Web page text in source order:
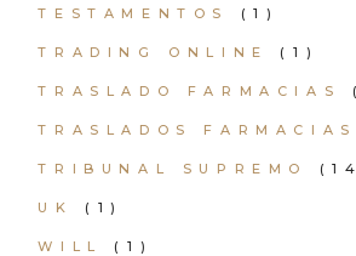
TESTAMENTOS (1)
TRADING ONLINE (1)
TRASLADO FARMACIAS
TRASLADOS FARMACIAS
TRIBUNAL SUPREMO
UK (1)
WILL (1)